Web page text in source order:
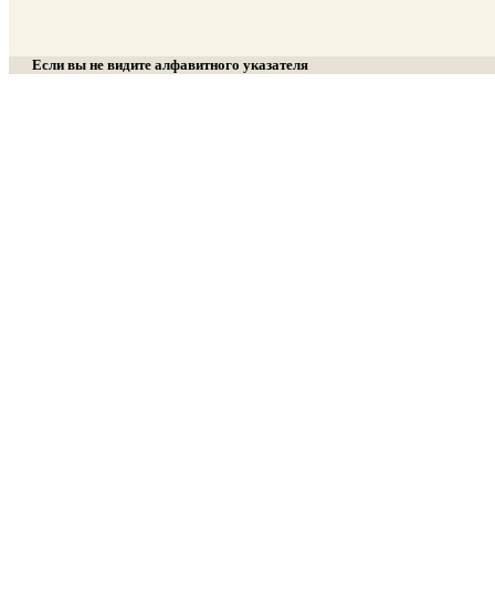
Если вы не видите алфавитного указателя